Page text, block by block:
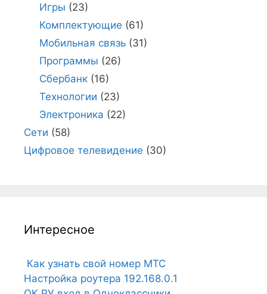
Игры (23)
Комплектующие (61)
Мобильная связь(31)
Программы (26)
Сбербанк(16)
Технологии (23)
Электроника (22)
Сети (58)
Цифровое телевидение (30)
Интересное
Как узнать свой номер МТС
Настройка роутера 192.168.0.1